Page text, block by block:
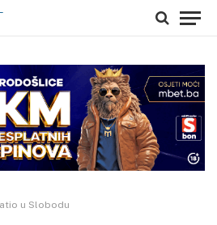
u Slobodu